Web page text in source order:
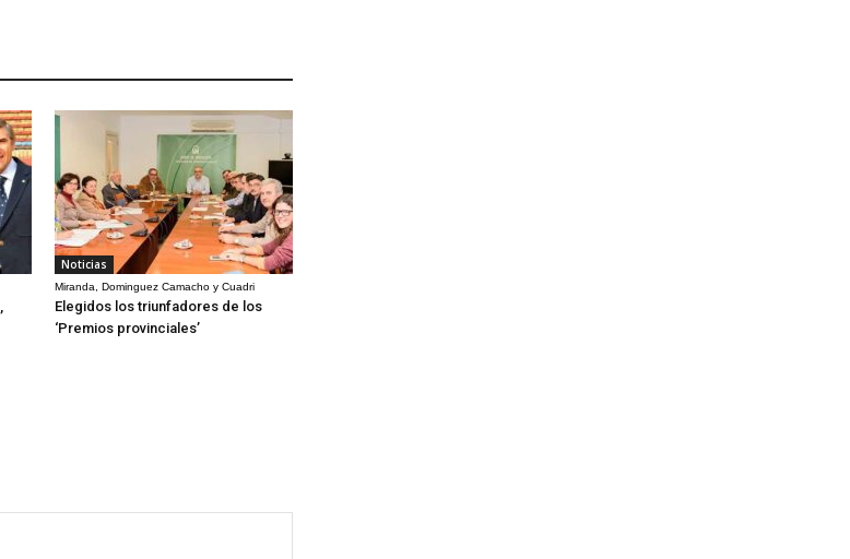
Noticias
Miranda, Dominguez Camacho y Cuadri
Elegidos los triunfadores de los
‘Premios provinciales’